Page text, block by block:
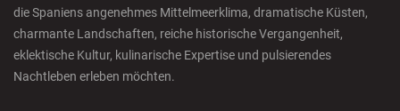
die Spaniens angenehmes Mittelmeerklima, dramatische Küsten,
charmante Landschaften, reiche historische Vergangenheit,
eklektische Kultur, kulinarische Expertise und pulsierendes
Nachtleben erleben möchten.